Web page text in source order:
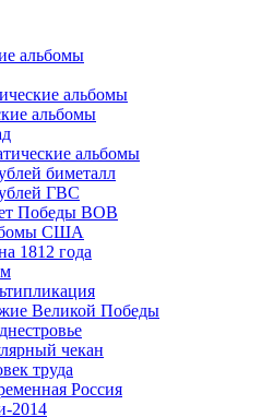
альбомы
альбомы
альбомы
альбомы
биметалл
ГВС
Победы ВОВ
США
1812 года
Великой Победы
чекан
труда
Россия
2014